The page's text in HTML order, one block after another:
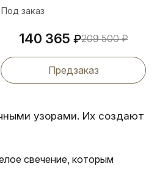
Под заказ
140 365 ₽209 500₽
Предзаказ
узорами. Их создают
свечение, которым